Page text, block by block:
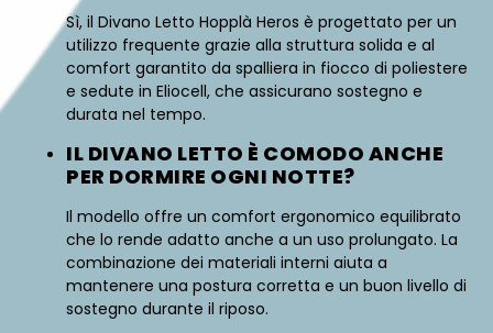
Sì, il Divano Letto Hopplà Heros è progettato per un
utilizzo frequente grazie alla struttura solida e al
comfort garantito da spalliera in fiocco di poliestere
e sedute in Eliocell, che assicurano sostegno e
durata nel tempo.
IL DIVANO LETTO È COMODO ANCHE
PER DORMIRE OGNI NOTTE?
Il modello offre un comfort ergonomico equilibrato
che lo rende adatto anche a un uso prolungato. La
combinazione dei materiali interni aiuta a
mantenere una postura corretta e un buon livello di
sostegno durante il riposo.